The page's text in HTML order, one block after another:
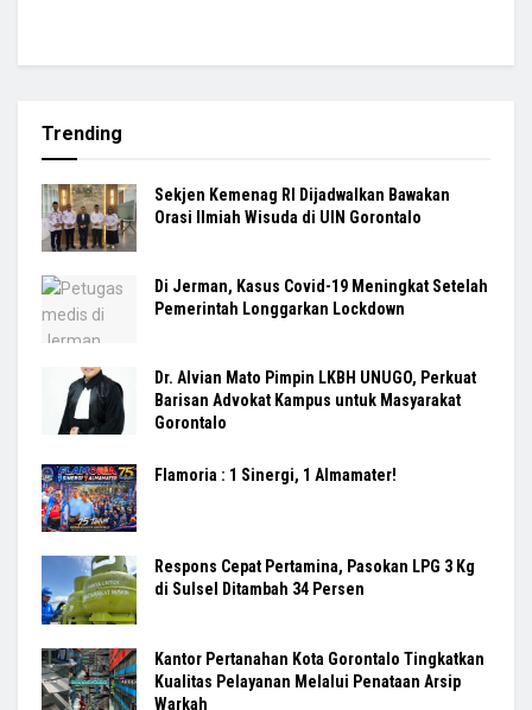
Trending
Sekjen Kemenag RI Dijadwalkan Bawakan
Orasi Ilmiah Wisuda di UIN Gorontalo
Di Jerman, Kasus Covid-19 Meningkat Setelah
Pemerintah Longgarkan Lockdown
Dr. Alvian Mato Pimpin LKBH UNUGO, Perkuat
Barisan Advokat Kampus untuk Masyarakat
Gorontalo
Flamoria : 1 Sinergi, 1 Almamater!
Respons Cepat Pertamina, Pasokan LPG 3 Kg
di Sulsel Ditambah 34 Persen
Kantor Pertanahan Kota Gorontalo Tingkatkan
Kualitas Pelayanan Melalui Penataan Arsip
Warkah